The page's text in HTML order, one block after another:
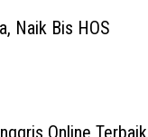
Naik Bis HOS
Online Terbaik